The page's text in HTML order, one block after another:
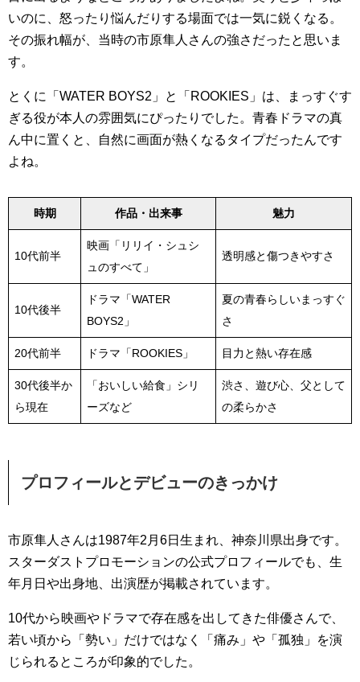
いのに、怒ったり悩んだりする場面では一気に鋭くなる。
その振れ幅が、当時の市原隼人さんの強さだったと思いま
す。
とくに「WATER BOYS2」と「ROOKIES」は、まっすぐす
ぎる役が本人の雰囲気にぴったりでした。青春ドラマの真
ん中に置くと、自然に画面が熱くなるタイプだったんです
よね。
時期 作品・出来事 魅力
10代前半
映画「リリイ・シュシ
ュのすべて」
透明感と傷つきやすさ
10代後半
ドラマ「WATER
BOYS2」
夏の青春らしいまっすぐ
さ
20代前半 ドラマ「ROOKIES」 目力と熱い存在感
30代後半か
ら現在
「おいしい給食」シリ
ーズなど
渋さ、遊び心、父として
の柔らかさ
プロフィールとデビューのきっかけ
市原隼人さんは1987年2月6日生まれ、神奈川県出身です。
スターダストプロモーションの公式プロフィールでも、生
年月日や出身地、出演歴が掲載されています。
10代から映画やドラマで存在感を出してきた俳優さんで、
若い頃から「勢い」だけではなく「痛み」や「孤独」を演
じられるところが印象的でした。